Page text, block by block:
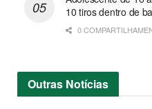
10 tiros dentro de
0
Outras Notícias